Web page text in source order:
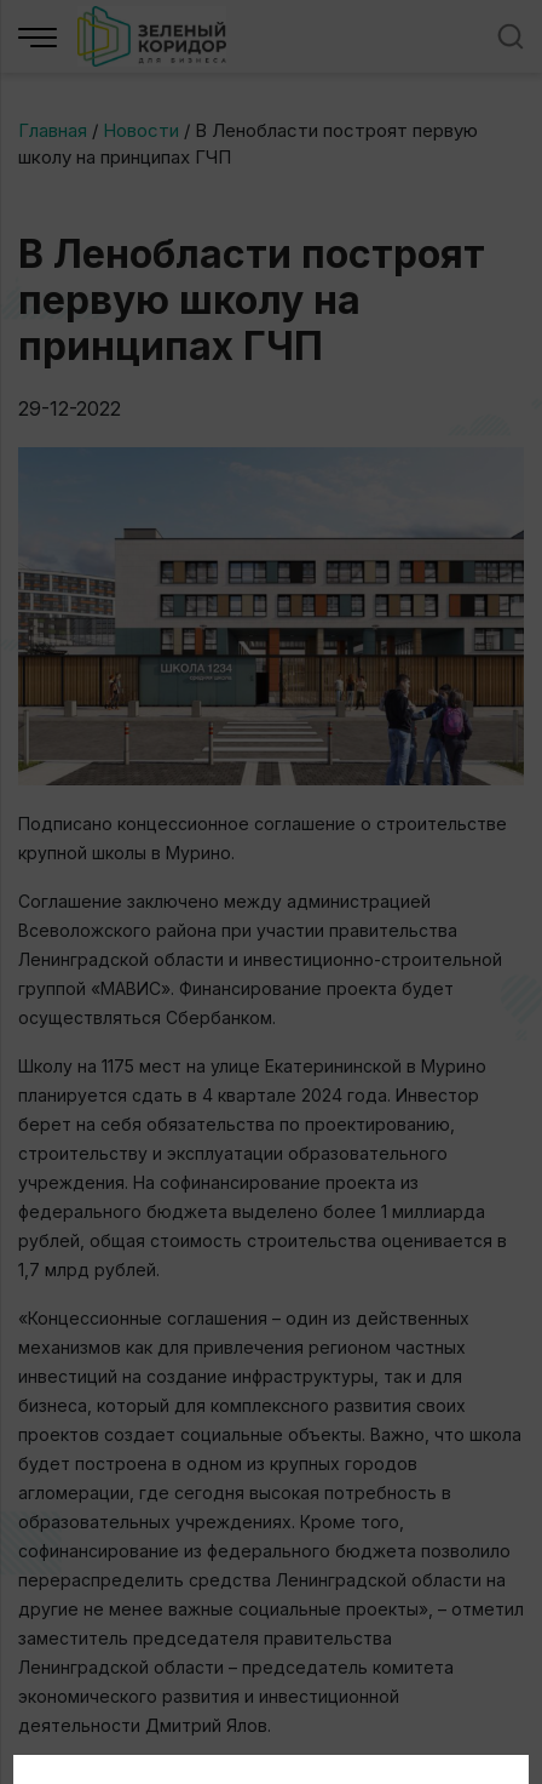
Главная / Новости / В Ленобласти построят первую
школу на принципах ГЧП
В Ленобласти построят
первую школу на
принципах ГЧП
29-12-2022
Подписано концессионное соглашение о строительстве
крупной школы в Мурино.
Соглашение заключено между администрацией
Всеволожского района при участии правительства
Ленинградской области и инвестиционно-строительной
группой «МАВИС». Финансирование проекта будет
осуществляться Сбербанком.
Школу на 1175 мест на улице Екатерининской в Мурино
планируется сдать в 4 квартале 2024 года. Инвестор
берет на себя обязательства по проектированию,
строительству и эксплуатации образовательного
учреждения. На софинансирование проекта из
федерального бюджета выделено более 1 миллиарда
рублей, общая стоимость строительства оценивается в
1,7 млрд рублей.
«Концессионные соглашения – один из действенных
механизмов как для привлечения регионом частных
инвестиций на создание инфраструктуры, так и для
бизнеса, который для комплексного развития своих
проектов создает социальные объекты. Важно, что школа
будет построена в одном из крупных городов
агломерации, где сегодня высокая потребность в
образовательных учреждениях. Кроме того,
софинансирование из федерального бюджета позволило
перераспределить средства Ленинградской области на
другие не менее важные социальные проекты», – отметил
заместитель председателя правительства
Ленинградской области – председатель комитета
экономического развития и инвестиционной
деятельности Дмитрий Ялов.